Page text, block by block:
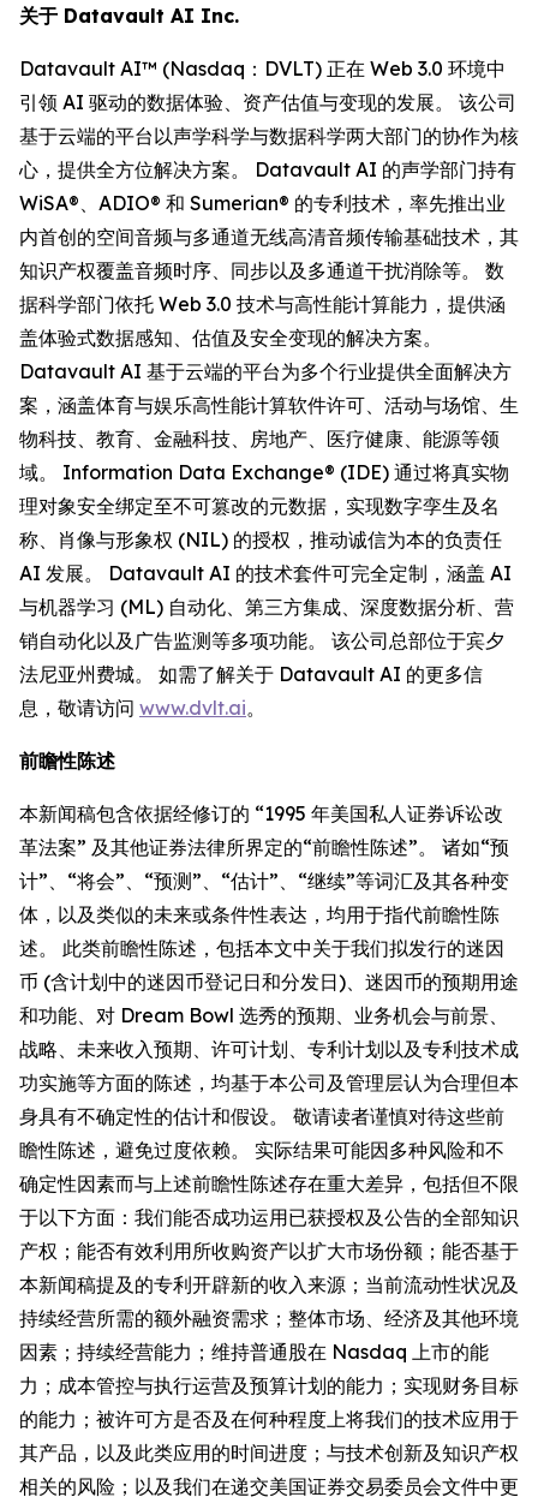
关于 Datavault AI Inc.
Datavault AI™ (Nasdaq：DVLT) 正在 Web 3.0 环境中
引领 AI 驱动的数据体验、资产估值与变现的发展。 该公司
基于云端的平台以声学科学与数据科学两大部门的协作为核
心，提供全方位解决方案。 Datavault AI 的声学部门持有
WiSA®、ADIO® 和 Sumerian® 的专利技术，率先推出业
内首创的空间音频与多通道无线高清音频传输基础技术，其
知识产权覆盖音频时序、同步以及多通道干扰消除等。 数
据科学部门依托 Web 3.0 技术与高性能计算能力，提供涵
盖体验式数据感知、估值及安全变现的解决方案。
Datavault AI 基于云端的平台为多个行业提供全面解决方
案，涵盖体育与娱乐高性能计算软件许可、活动与场馆、生
物科技、教育、金融科技、房地产、医疗健康、能源等领
域。 Information Data Exchange® (IDE) 通过将真实物
理对象安全绑定至不可篡改的元数据，实现数字孪生及名
称、肖像与形象权 (NIL) 的授权，推动诚信为本的负责任
AI 发展。 Datavault AI 的技术套件可完全定制，涵盖 AI
与机器学习 (ML) 自动化、第三方集成、深度数据分析、营
销自动化以及广告监测等多项功能。 该公司总部位于宾夕
法尼亚州费城。 如需了解关于 Datavault AI 的更多信
息，敬请访问 www.dvlt.ai。
前瞻性陈述
本新闻稿包含依据经修订的 “1995 年美国私人证券诉讼改
革法案” 及其他证券法律所界定的“前瞻性陈述”。 诸如“预
计”、“将会”、“预测”、“估计”、“继续”等词汇及其各种变
体，以及类似的未来或条件性表达，均用于指代前瞻性陈
述。 此类前瞻性陈述，包括本文中关于我们拟发行的迷因
币 (含计划中的迷因币登记日和分发日)、迷因币的预期用途
和功能、对 Dream Bowl 选秀的预期、业务机会与前景、
战略、未来收入预期、许可计划、专利计划以及专利技术成
功实施等方面的陈述，均基于本公司及管理层认为合理但本
身具有不确定性的估计和假设。 敬请读者谨慎对待这些前
瞻性陈述，避免过度依赖。 实际结果可能因多种风险和不
确定性因素而与上述前瞻性陈述存在重大差异，包括但不限
于以下方面：我们能否成功运用已获授权及公告的全部知识
产权；能否有效利用所收购资产以扩大市场份额；能否基于
本新闻稿提及的专利开辟新的收入来源；当前流动性状况及
持续经营所需的额外融资需求；整体市场、经济及其他环境
因素；持续经营能力；维持普通股在 Nasdaq 上市的能
力；成本管控与执行运营及预算计划的能力；实现财务目标
的能力；被许可方是否及在何种程度上将我们的技术应用于
其产品，以及此类应用的时间进度；与技术创新及知识产权
相关的风险；以及我们在递交美国证券交易委员会文件中更